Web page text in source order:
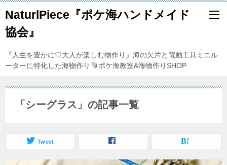
NaturlPiece『ポケ海ハンドメイド
協会』
『人生を豊かに♡大人が楽しむ物作り』海の欠片と電動工具ミニル
ーターに特化した海物作り
ポケ海教室&海物作りSHOP
「シーグラス」の記事一覧
Tweet